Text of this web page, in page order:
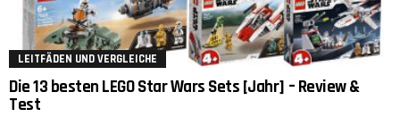
LEITFÄDEN UND VERGLEICHE
Die 13 besten LEGO Star Wars Sets [Jahr] – Review &
Test